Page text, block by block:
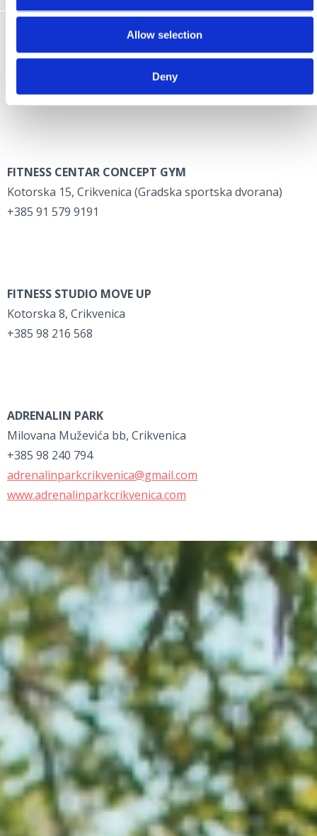
Allow selection
Deny
FITNESS CENTAR FIT4LIFE
Kralja Tomislava 111, Crikvenica (Hotel AdTurres)
+385 99 707 0707
FITNESS CENTAR CONCEPT GYM
Kotorska 15, Crikvenica (Gradska sportska dvorana)
+385 91 579 9191
FITNESS STUDIO MOVE UP
Kotorska 8, Crikvenica
+385 98 216 568
ADRENALIN PARK
Milovana Muževića bb, Crikvenica
+385 98 240 794
adrenalinparkcrikvenica@gmail.com
www.adrenalinparkcrikvenica.com